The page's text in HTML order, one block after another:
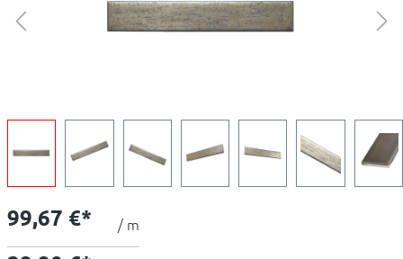
99,67 €* / m